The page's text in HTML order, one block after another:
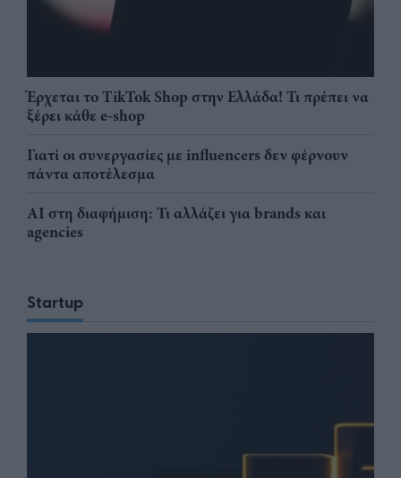
Έρχεται το TikTok Shop στην Ελλάδα! Τι πρέπει να
ξέρει κάθε e-shop
Γιατί οι συνεργασίες με influencers δεν φέρνουν
πάντα αποτέλεσμα
AI στη διαφήμιση: Τι αλλάζει για brands και
agencies
Startup